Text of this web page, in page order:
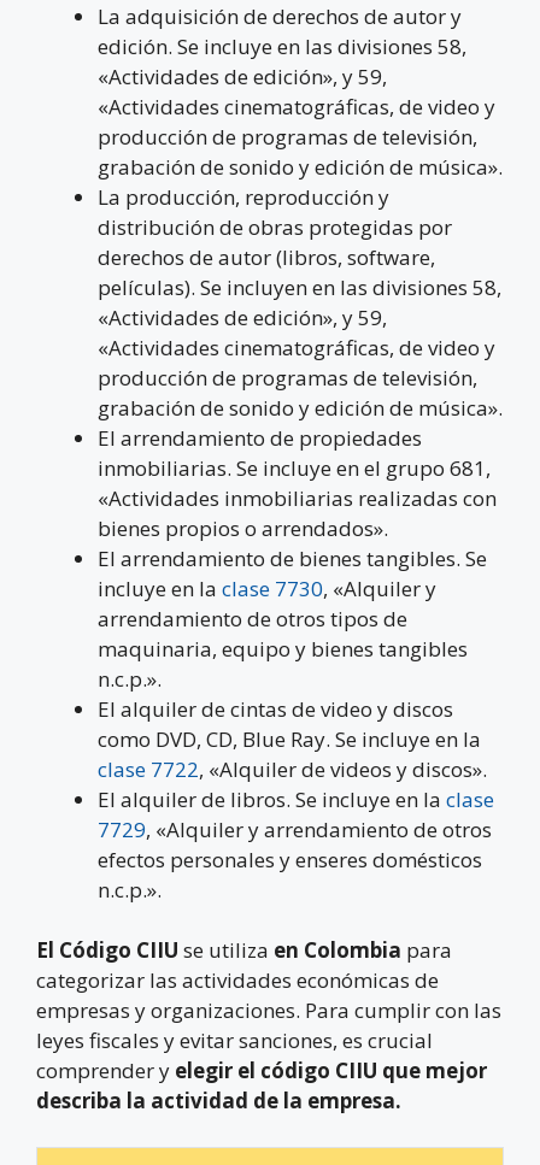
La adquisición de derechos de autor y
edición. Se incluye en las divisiones 58,
«Actividades de edición», y 59,
«Actividades cinematográficas, de video y
producción de programas de televisión,
grabación de sonido y edición de música».
La producción, reproducción y
distribución de obras protegidas por
derechos de autor (libros, software,
películas). Se incluyen en las divisiones 58,
«Actividades de edición», y 59,
«Actividades cinematográficas, de video y
producción de programas de televisión,
grabación de sonido y edición de música».
El arrendamiento de propiedades
inmobiliarias. Se incluye en el grupo 681,
«Actividades inmobiliarias realizadas con
bienes propios o arrendados».
El arrendamiento de bienes tangibles. Se
incluye en la clase 7730, «Alquiler y
arrendamiento de otros tipos de
maquinaria, equipo y bienes tangibles
n.c.p.».
El alquiler de cintas de video y discos
como DVD, CD, Blue Ray. Se incluye en la
clase 7722, «Alquiler de videos y discos».
El alquiler de libros. Se incluye en la clase
7729, «Alquiler y arrendamiento de otros
efectos personales y enseres domésticos
n.c.p.».
El Código CIIU se utiliza en Colombia para
categorizar las actividades económicas de
empresas y organizaciones. Para cumplir con las
leyes fiscales y evitar sanciones, es crucial
comprender y elegir el código CIIU que mejor
describa la actividad de la empresa.